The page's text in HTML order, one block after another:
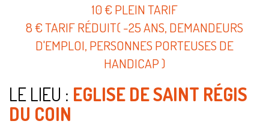
10 € PLEIN TARIF
8 € TARIF RÉDUIT( -25 ANS, DEMANDEURS
D'EMPLOI, PERSONNES PORTEUSES DE
HANDICAP )
LE LIEU : EGLISE DE SAINT RÉGIS
DU COIN